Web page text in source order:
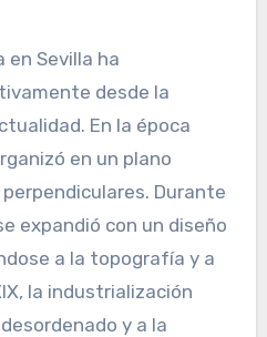
en Sevilla ha
desde la
En la época
en un plano
Durante
expandió con un diseño
a la topografía y a
la industrialización
y a la